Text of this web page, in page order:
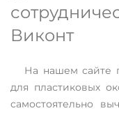
Виконт
На нашем сайте
для пластиковых
самостоятельно